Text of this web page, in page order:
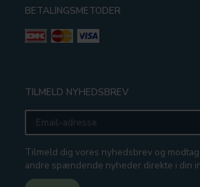
BETALINGSMETODER
TILMELD NYHEDSBREV
Email-
adresse
Tilmeld dig vores nyhedsbrev og
andre spændende nyheder direkte i din